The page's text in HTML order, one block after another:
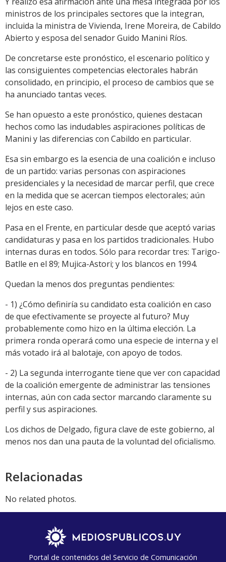
ministros de los principales sectores que la integran,
incluida la ministra de Vivienda, Irene Moreira, de Cabildo
Abierto y esposa del senador Guido Manini Ríos.
De concretarse este pronóstico, el escenario político y
las consiguientes competencias electorales habrán
consolidado, en principio, el proceso de cambios que se
ha anunciado tantas veces.
Se han opuesto a este pronóstico, quienes destacan
hechos como las indudables aspiraciones políticas de
Manini y las diferencias con Cabildo en particular.
Esa sin embargo es la esencia de una coalición e incluso
de un partido: varias personas con aspiraciones
presidenciales y la necesidad de marcar perfil, que crece
en la medida que se acercan tiempos electorales; aún
lejos en este caso.
Pasa en el Frente, en particular desde que aceptó varias
candidaturas y pasa en los partidos tradicionales. Hubo
internas duras en todos. Sólo para recordar tres: Tarigo-
Batlle en el 89; Mujica-Astori; y los blancos en 1994.
Quedan la menos dos preguntas pendientes:
- 1) ¿Cómo definiría su candidato esta coalición en caso
de que efectivamente se proyecte al futuro? Muy
probablemente como hizo en la última elección. La
primera ronda operará como una especie de interna y el
más votado irá al balotaje, con apoyo de todos.
- 2) La segunda interrogante tiene que ver con capacidad
de la coalición emergente de administrar las tensiones
internas, aún con cada sector marcando claramente su
perfil y sus aspiraciones.
Los dichos de Delgado, figura clave de este gobierno, al
menos nos dan una pauta de la voluntad del oficialismo.
Relacionadas
No related photos.
Portal de contenidos del Servicio de Comunicación